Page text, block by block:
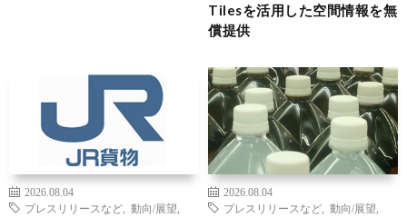
Tilesを活用した空間情報を無
償提供
2026.08.04
プレスリリースなど
動向/展望
2026.08.04
プレスリリースなど
動向/展望